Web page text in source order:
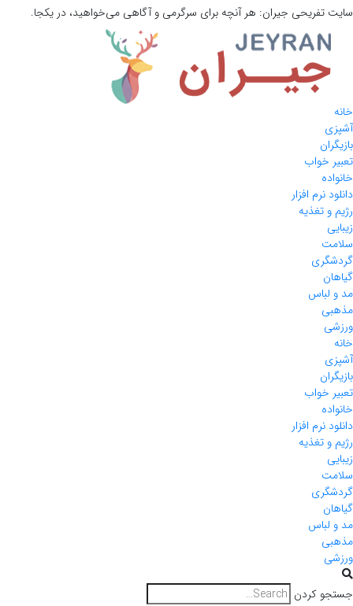
سایت تفریحی جیران: هر آنچه برای سرگرمی و آگاهی می‌خواهید، در یکجا.
خانه
آشپزی
بازیگران
تعبیر خواب
خانواده
دانلود نرم افزار
رژیم و تغذیه
زیبایی
سلامت
گردشگری
گیاهان
مد و لباس
مذهبی
ورزشی
خانه
آشپزی
بازیگران
تعبیر خواب
خانواده
دانلود نرم افزار
رژیم و تغذیه
زیبایی
سلامت
گردشگری
گیاهان
مد و لباس
مذهبی
ورزشی
جستجو کردن